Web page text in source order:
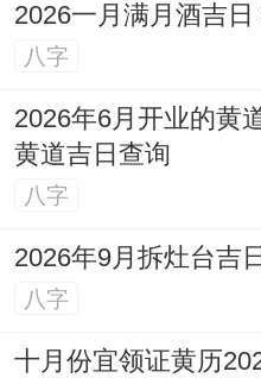
2026一月满月酒吉
八字
2026年6月开业的黄
黄道吉日查询
八字
2026年9月拆灶台吉
八字
十月份宜领证黄历